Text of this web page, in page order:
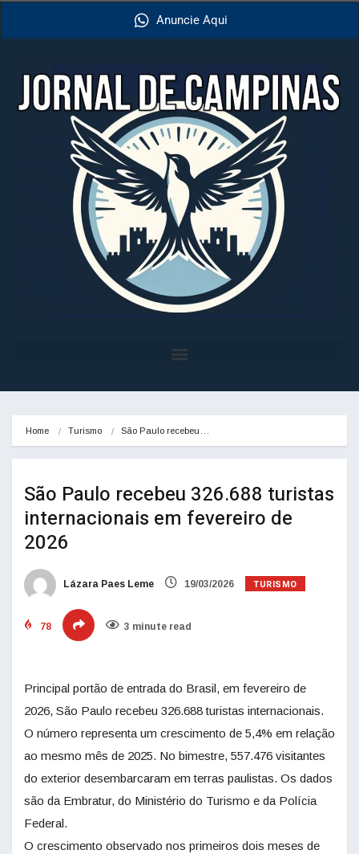
Anuncie Aqui
Home Turismo São Paulo recebeu…
São Paulo recebeu 326.688 turistas
internacionais em fevereiro de
2026
Lázara Paes Leme 19/03/2026 TURISMO
78 3 minute read
Principal portão de entrada do Brasil, em fevereiro de
2026, São Paulo recebeu 326.688 turistas internacionais.
O número representa um crescimento de 5,4% em relação
ao mesmo mês de 2025. No bimestre, 557.476 visitantes
do exterior desembarcaram em terras paulistas. Os dados
são da Embratur, do Ministério do Turismo e da Polícia
Federal.
O crescimento observado nos primeiros dois meses de